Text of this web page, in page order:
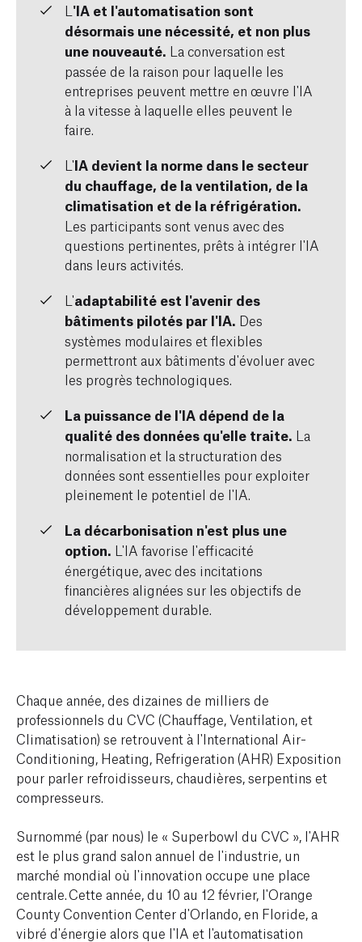
L 'IA et l'automatisation sont
désormais une nécessité, et non plus
une nouveauté. La conversation est
passée de la raison pour laquelle les
entreprises peuvent mettre en œuvre l'IA
à la vitesse à laquelle elles peuvent le
faire.
L'IA devient la norme dans le secteur
du chauffage, de la ventilation, de la
climatisation et de la réfrigération.
Les participants sont venus avec des
questions pertinentes, prêts à intégrer l'IA
dans leurs activités.
L'adaptabilité est l'avenir des
bâtiments pilotés par l'IA. Des
systèmes modulaires et flexibles
permettront aux bâtiments d'évoluer avec
les progrès technologiques.
La puissance de l'IA dépend de la
qualité des données qu'elle traite. La
normalisation et la structuration des
données sont essentielles pour exploiter
pleinement le potentiel de l'IA.
La décarbonisation n'est plus une
option. L'IA favorise l'efficacité
énergétique, avec des incitations
financières alignées sur les objectifs de
développement durable.
Chaque année, des dizaines de milliers de
professionnels du CVC (Chauffage, Ventilation, et
Climatisation) se retrouvent à l'International Air-
Conditioning, Heating, Refrigeration (AHR) Exposition
pour parler refroidisseurs, chaudières, serpentins et
compresseurs.
Surnommé (par nous) le « Superbowl du CVC », l'AHR
est le plus grand salon annuel de l'industrie, un
marché mondial où l'innovation occupe une place
centrale. Cette année, du 10 au 12 février, l'Orange
County Convention Center d'Orlando, en Floride, a
vibré d'énergie alors que l'IA et l'automatisation